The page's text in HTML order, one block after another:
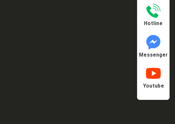
Hotline
Messenger
Youtube